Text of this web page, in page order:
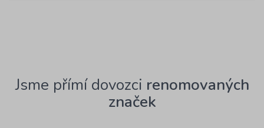
Jsme přímí dovozci renomovaných
značek